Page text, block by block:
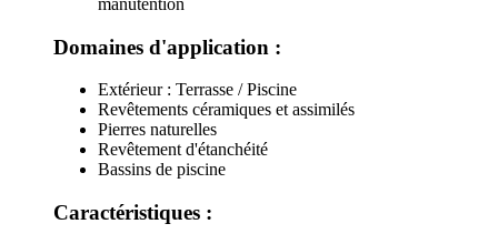
manutention
Domaines d'application :
Extérieur : Terrasse / Piscine
Revêtements céramiques et assimilés
Pierres naturelles
Revêtement d'étanchéité
Bassins de piscine
Caractéristiques :